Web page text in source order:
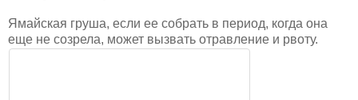
Ямайская груша, если ее собрать в период, когда она
еще не созрела, может вызвать отравление и рвоту.